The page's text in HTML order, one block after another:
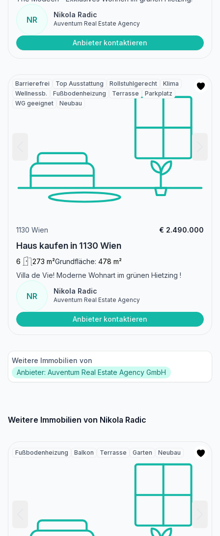
NR
Nikola Radic
Auventum Real Estate Agency
Anbieter kontaktieren
Barrierefrei Top Ausstattung Rollstuhlgerecht
Klima
Wellnessb.
Fußbodenheizung Terrasse
Parkplatz
WG geeignet
Neubau
1130 Wien € 2.490.000
Haus kaufen in 1130 Wien
6 273 m²Grundfläche: 478 m²
Villa de Vie! Moderne Wohnart im grünen Hietzing !
NR
Nikola Radic
Auventum Real Estate Agency
Anbieter kontaktieren
Weitere Immobilien von
Anbieter: Auventum Real Estate Agency GmbH
Weitere Immobilien von Nikola Radic
Fußbodenheizung Balkon Terrasse Garten Neubau